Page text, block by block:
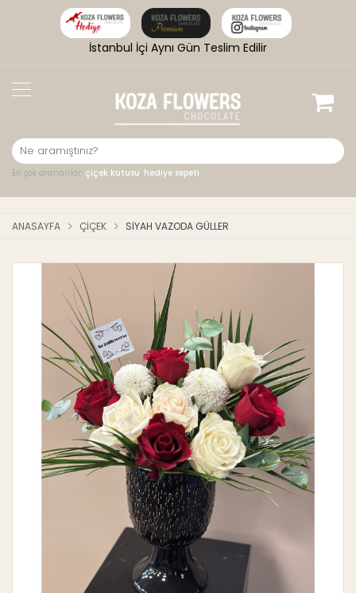
İstanbul İçi Aynı Gün Teslim Edilir
En çok arananlar: çiçek kutusu hediye sepeti
ANASAYFA ÇIÇEK SIYAH VAZODA GÜLLER